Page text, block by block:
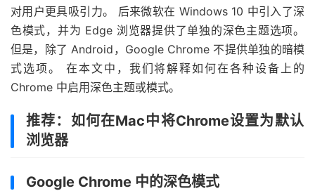
对用户更具吸引力。 后来微软在 Windows 10 中引入了深
色模式，并为 Edge 浏览器提供了单独的深色主题选项。
但是，除了 Android，Google Chrome 不提供单独的暗模
式选项。 在本文中，我们将解释如何在各种设备上的
Chrome 中启用深色主题或模式。
推荐：如何在Mac中将Chrome设置为默认
浏览器
Google Chrome 中的深色模式